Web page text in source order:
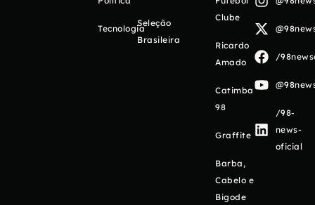
Tecnologia
Seleção
Brasileira
Clube
Ricardo
Amado
Catimba
98
Graffite
Barba,
Cabelo e
Bigode
/
/98-
news-
oficial